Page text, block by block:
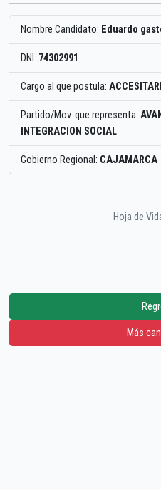
Nombre Candidato: Eduardo
DNI: 74302991
Cargo al que postula:
Partido/Mov. que representa:
INTEGRACION SOCIAL
Gobierno Regional: CAJAMARCA
Hoja de
Más